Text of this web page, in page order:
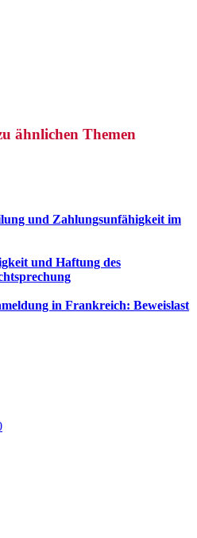
ähnlichen Themen
und Zahlungsunfähigkeit im
und Haftung des
in Frankreich: Beweislast